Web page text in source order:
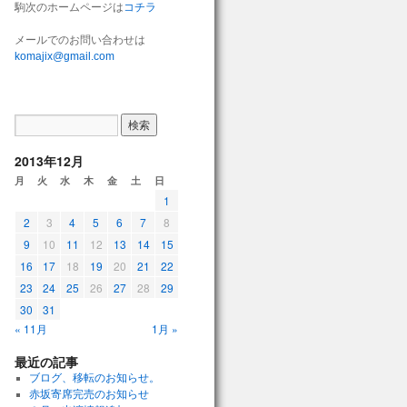
駒次のホームページはコチラ
メールでのお問い合わせは
komajix@gmail.com
2013年12月
月 火 水 木 金 土 日
1
2
3 4 5 6 7
8
9
10 11 12 13 14
15
16
17 18 19 20 21
22
23
24 25 26 27 28
29
30
31
« 11月
1月 »
最近の記事
ブログ、移転のお知らせ。
赤坂寄席完売のお知らせ